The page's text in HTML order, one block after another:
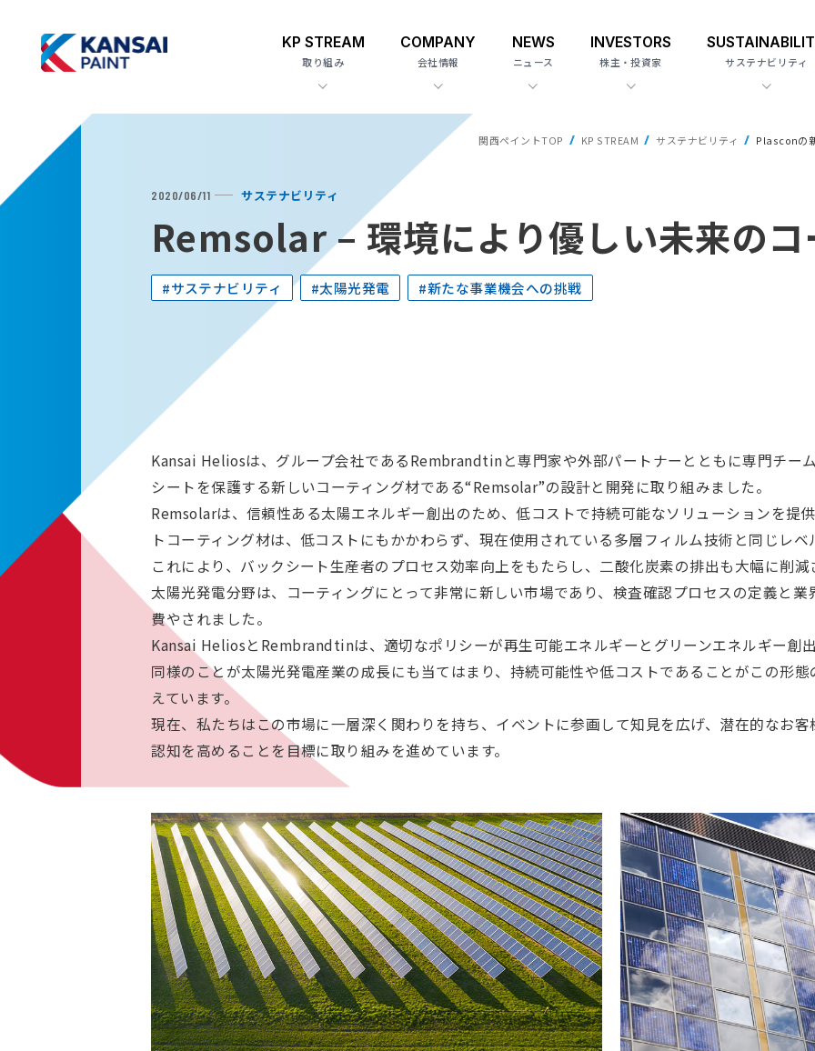
KP STREAM
取り組み
COMPANY
会社情報
NEWS
ニュース
INVESTORS
株主・投資家 サステナビリティ
2020/06/11 サステナビリティ
Remsolar – 環境により優しい未来のコ
#サステナビリティ #太陽光発電 #新たな事業機会への挑戦
Kansai Heliosは、グループ会社であるRembrandtinと専門家や外部パートナーとともに専門チー
シートを保護する新しいコーティング材である“Remsolar”の設計と開発に取り組みました。
Remsolarは、信頼性ある太陽エネルギー創出のため、低コストで持続可能なソリューションを提
トコーティング材は、低コストにもかかわらず、現在使用されている多層フィルム技術と同じレベ
これにより、バックシート生産者のプロセス効率向上をもたらし、二酸化炭素の排出も大幅に削減
太陽光発電分野は、コーティングにとって非常に新しい市場であり、検査確認プロセスの定義と
費やされました。
Kansai HeliosとRembrandtinは、適切なポリシーが再生可能エネルギーとグリーンエネルギー創
同様のことが太陽光発電産業の成長にも当てはまり、持続可能性や低コストであることがこの形
えています。
現在、私たちはこの市場に一層深く関わりを持ち、イベントに参画して知見を広げ、潜在的なお
認知を高めることを目標に取り組みを進めています。
関西ペイントTOP KP STREAM サステナビリティ Plasconの